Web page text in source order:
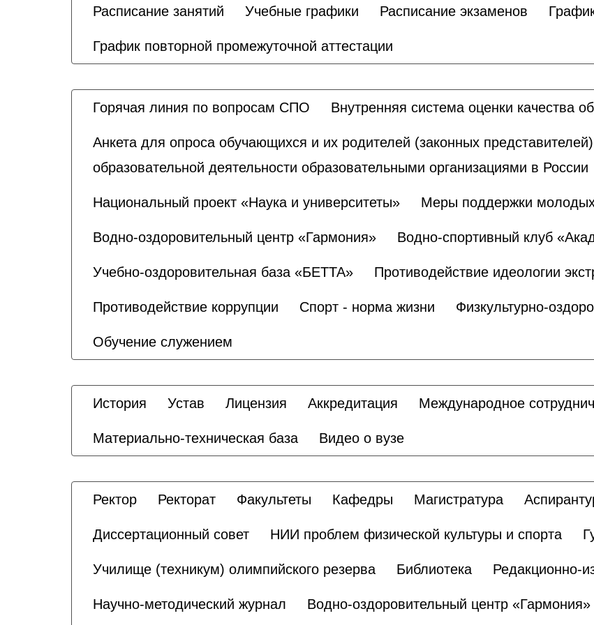
Расписание занятий Учебные графики Расписание экзаменов
График повторной промежуточной аттестации
Горячая линия по вопросам СПО Внутренняя система оценки качества
Анкета для опроса обучающихся и их родителей (законных
образовательной деятельности образовательными организациями в России
Национальный проект «Наука и университеты» Меры поддержки
Водно-оздоровительный центр «Гармония» Водно-спортивный клуб
Учебно-оздоровительная база «БЕТТА» Противодействие идеологии
Противодействие коррупции Спорт - норма жизни Физкультурно-
Обучение служением
История Устав Лицензия Аккредитация Международное
Материально-техническая база Видео о вузе
Ректор Ректорат Факультеты Кафедры Магистратура
Диссертационный совет НИИ проблем физической культуры и спорта
Училище (техникум) олимпийского резерва Библиотека Редакционно-
Научно-методический журнал Водно-оздоровительный центр «Гармония»